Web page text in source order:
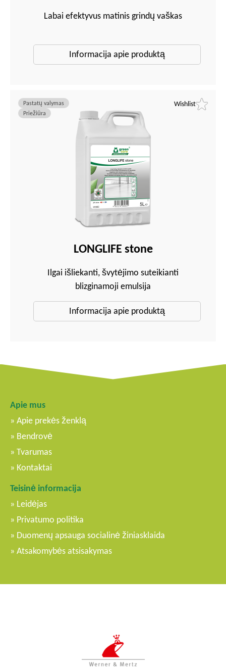
Labai efektyvus matinis grindų vaškas
Informacija apie produktą
Wishlist
LONGLIFE stone
Ilgai išliekanti, švytėjimo suteikianti
blizginamoji emulsija
Pastatų valymas
Priežiūra
Informacija apie produktą
Apie mus
Apie prekės ženklą
Bendrovė
Tvarumas
Kontaktai
Teisinė informacija
Leidėjas
Privatumo politika
Duomenų apsauga socialinė žiniasklaida
Atsakomybės atsisakymas